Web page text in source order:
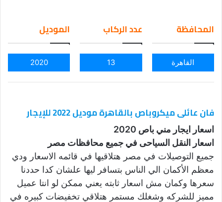
ail
المحافظة
القاهرة
عدد الركاب
13
الموديل
2020
فان عائلى ميكروباص بالقاهرة موديل 2022 للإيجار
اسعار ايجار مني باص 2020
اسعار النقل السياحى في جميع محافظات مصر
جميع التوصيلات في مصر هتلاقيها في قائمه الاسعار ودي
معظم الأكمان الي الناس بتسافر ليها علشان كدا حددنا
سعرها وكمان مش اسعار ثابته يعني ممكن لو انتا عميل
مميز للشركه وشغلك مستمر هتلاقي تخفيضات كبيره في